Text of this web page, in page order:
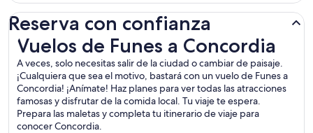
Reserva con confianza
Vuelos de Funes a Concordia
A veces, solo necesitas salir de la ciudad o cambiar de paisaje.
¡Cualquiera que sea el motivo, bastará con un vuelo de Funes a
Concordia! ¡Anímate! Haz planes para ver todas las atracciones
famosas y disfrutar de la comida local. Tu viaje te espera.
Prepara las maletas y completa tu itinerario de viaje para
conocer Concordia.
Vuelos de Funes a Concordia